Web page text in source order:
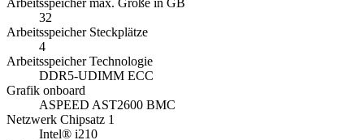
32
Arbeitsspeicher Steckplätze
4
Arbeitsspeicher Technologie
DDR5-UDIMM ECC
Grafik onboard
ASPEED AST2600 BMC
Netzwerk Chipsatz 1
Intel® i210